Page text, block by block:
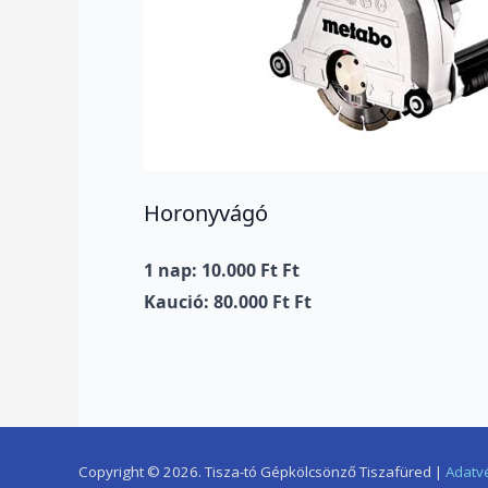
Horonyvágó
1 nap: 10.000 Ft Ft
Kaució: 80.000 Ft Ft
Copyright © 2026. Tisza-tó Gépkölcsönző Tiszafüred |